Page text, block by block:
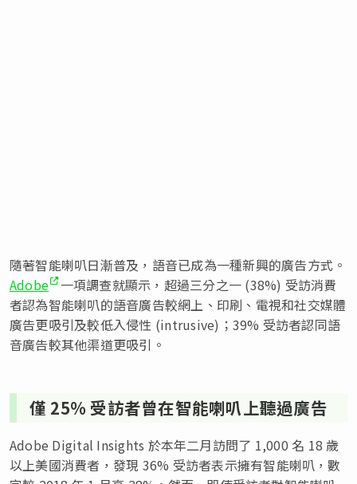
隨著智能喇叭日漸普及，語音已成為一種新興的廣告方式。
Adobe 一項調查就顯示，超過三分之一 (38%) 受訪消費
者認為智能喇叭的語音廣告較網上、印刷、電視和社交媒體
廣告更吸引及較低入侵性 (intrusive)；39% 受訪者認同語
音廣告較其他渠道更吸引。
僅 25% 受訪者曾在智能喇叭上聽過廣告
Adobe Digital Insights 於本年二月訪問了 1,000 名 18 歲
以上美國消費者，發現 36% 受訪者表示擁有智能喇叭，數